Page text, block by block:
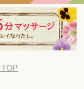
TOP